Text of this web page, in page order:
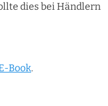
dies bei Händlern
Book.